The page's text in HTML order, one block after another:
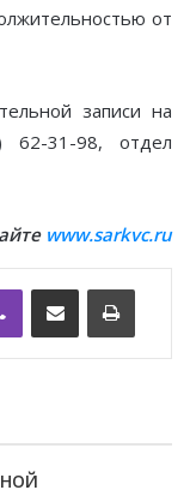
от
записи на
62-31-98, отдел
www.sarkvc.ru